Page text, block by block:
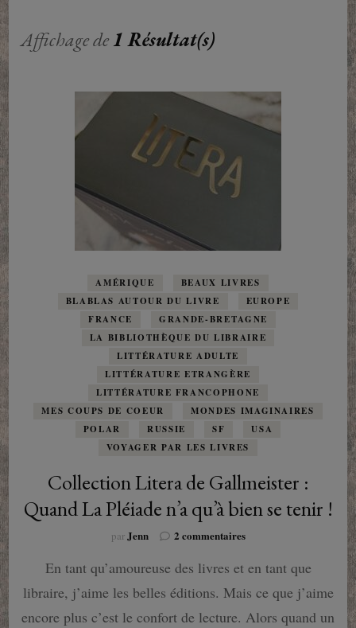
Affichage de1 Résultat(s)
AMÉRIQUE
BEAUX LIVRES
BLABLAS AUTOUR DU LIVRE
EUROPE
FRANCE
GRANDE-BRETAGNE
LA BIBLIOTHÈQUE DU LIBRAIRE
LITTÉRATURE ADULTE
LITTÉRATURE ETRANGÈRE
LITTÉRATURE FRANCOPHONE
MES COUPS DE COEUR
MONDES IMAGINAIRES
POLAR
RUSSIE SF
USA
VOYAGER PAR LES LIVRES
Collection Litera de Gallmeister :
Quand La Pléiade n’a qu’à bien se tenir !
parJenn 2 commentairessur
Litera
Gallmeister
En tant qu’amoureuse des livres et en tant que
libraire, j’aime les belles éditions. Mais ce que j’aime
encore plus c’est le confort de lecture. Alors quand un